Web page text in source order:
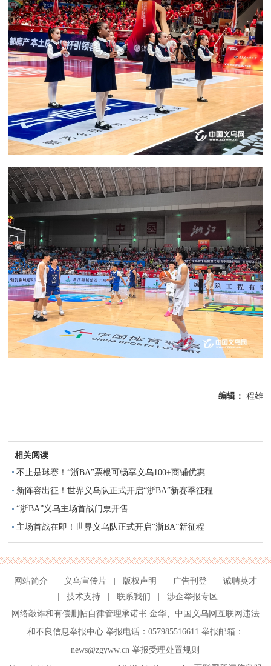
编辑： 程雄
相关阅读
不止是球赛！“浙BA”票根可畅享义乌100+商铺优惠
新阵容出征！世界义乌队正式开启“浙BA”新赛季征程
“浙BA”义乌主场首战门票开售
主场首战在即！世界义乌队正式开启“浙BA”新征程
网站简介 义乌宣传片 版权声明 广告刊登
诚聘英才
技术支持 联系我们
涉企举报专区
网络敲诈和有偿删帖自律管理承诺书 金华、 中国义乌网互联网违法
和不良信息举报中心举报电话：057985516611 举报邮箱：
news@zgyww.cn举报受理处置规则